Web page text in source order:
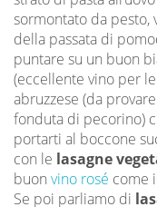
sormontato da pesto,
della passata di
puntare su un buon
(eccellente vino per le
abruzzese (da
fonduta di pecorino)
portarti al boccone
con le lasagne
buon vino rosé come
Se poi parliamo di